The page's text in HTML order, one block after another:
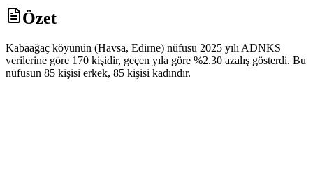
Özet
Kabaağaç köyünün (Havsa, Edirne) nüfusu 2025 yılı ADNKS
verilerine göre 170 kişidir, geçen yıla göre %2.30 azalış gösterdi. Bu
nüfusun 85 kişisi erkek, 85 kişisi kadındır.